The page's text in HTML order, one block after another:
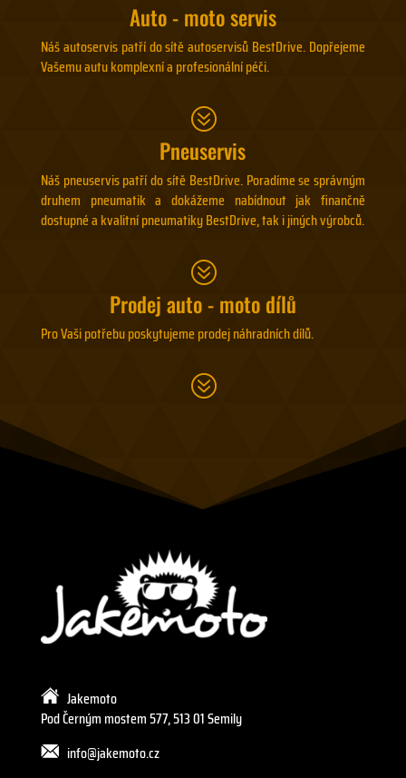
Auto - moto servis
Náš autoservis patří do sítě autoservisů BestDrive. Dopřejeme
Vašemu autu komplexní a profesionální péči.
?
Pneuservis
Náš pneuservis patří do sítě BestDrive. Poradíme se správným
druhem pneumatik a dokážeme nabídnout jak finančně
dostupné a kvalitní pneumatiky BestDrive, tak i jiných výrobců.
?
Prodej auto - moto dílů
Pro Vaši potřebu poskytujeme prodej náhradních dílů.
?
Jakemoto
Pod Černým mostem 577, 513 01 Semily
info@jakemoto.cz